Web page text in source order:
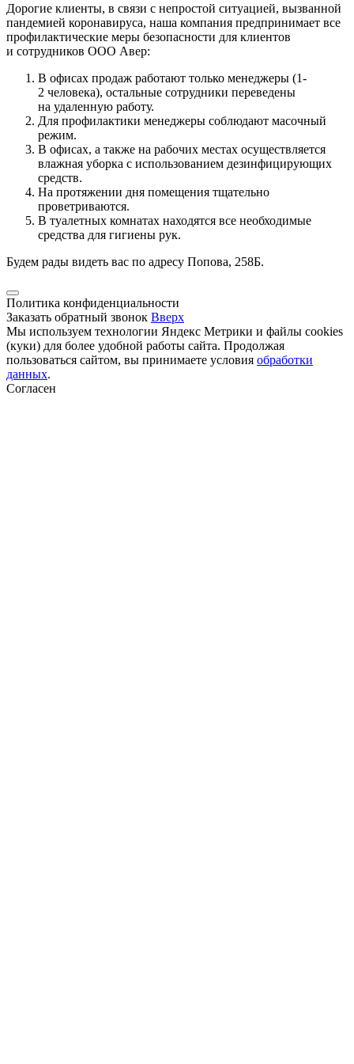
Дорогие клиенты, в связи с непростой ситуацией, вызванной
пандемией коронавируса, наша компания предпринимает все
профилактические меры безопасности для клиентов
и сотрудников ООО Авер:
В офисах продаж работают только менеджеры (1-
2 человека), остальные сотрудники переведены
на удаленную работу.
Для профилактики менеджеры соблюдают масочный
режим.
В офисах, а также на рабочих местах осуществляется
влажная уборка с использованием дезинфицирующих
средств.
На протяжении дня помещения тщательно
проветриваются.
В туалетных комнатах находятся все необходимые
средства для гигиены рук.
Будем рады видеть вас по адресу Попова, 258Б.
Политика конфиденциальности
Заказать обратный звонок Вверх
Мы используем технологии Яндекс Метрики и файлы cookies
(куки) для более удобной работы сайта. Продолжая
пользоваться сайтом, вы принимаете условия обработки
данных.
Согласен